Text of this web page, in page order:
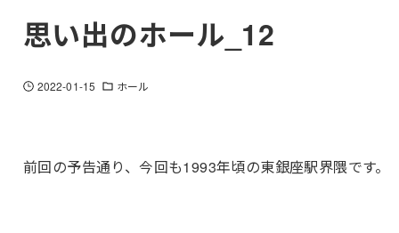
思い出のホール_12
2022-01-15 ホール
前回の予告通り、今回も1993年頃の東銀座駅界隈です。